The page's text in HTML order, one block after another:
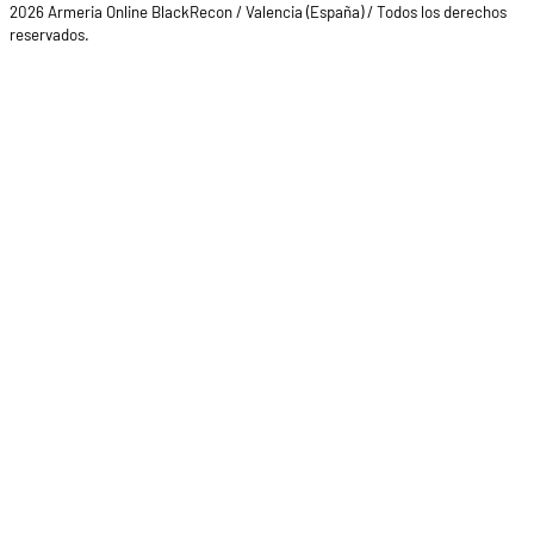
2026 Armeria Online BlackRecon / Valencia (España) / Todos los derechos
reservados.